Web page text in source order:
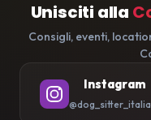
Unisciti alla
Consigli, eventi,
Instagram